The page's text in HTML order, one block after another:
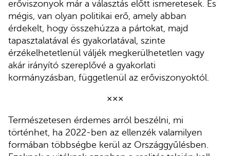
erőviszonyok már a választás előtt ismeretesek. És
mégis, van olyan politikai erő, amely abban
érdekelt, hogy összehúzza a pártokat, majd
tapasztalatával és gyakorlatával, szinte
érzékelhetetlenül váljék megkerülhetetlen vagy
akár irányító szereplővé a gyakorlati
kormányzásban, függetlenül az erőviszonyoktól.
×××
Természetesen érdemes arról beszélni, mi
történhet, ha 2022-ben az ellenzék valamilyen
formában többségbe kerül az Országgyűlésben.